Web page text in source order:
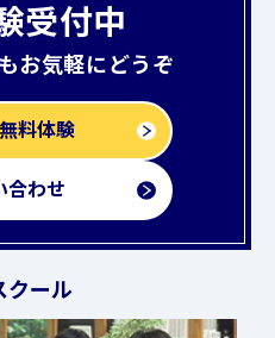
受付中
お気軽にどうぞ
料体験
合わせ
クール